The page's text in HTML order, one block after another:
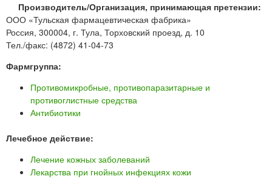
Производитель/Организация, принимающая претензии:
ООО «Тульская фармацевтическая фабрика»
Россия, 300004, г. Тула, Торховский проезд, д. 10
Тел./факс: (4872) 41-04-73
Фармгруппа:
Противомикробные, противопаразитарные и
противоглистные средства
Антибиотики
Лечебное действие:
Лечение кожных заболеваний
Лекарства при гнойных инфекциях кожи